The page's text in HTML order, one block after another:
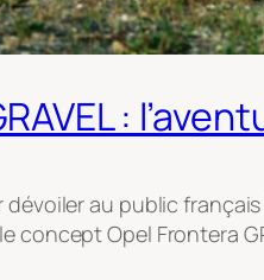
:
au public
concept Opel Frontera